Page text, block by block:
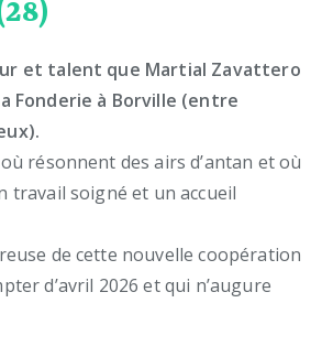
et talent que Martial Zavattero
Fonderie à Borville (entre
résonnent des airs d’antan et où
travail soigné et un accueil
de cette nouvelle coopération
d’avril 2026 et qui n’augure